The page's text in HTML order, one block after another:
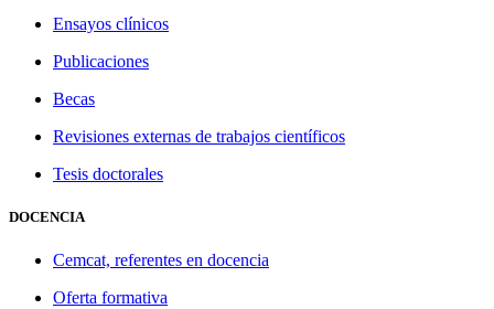
Ensayos clínicos
Publicaciones
Becas
Revisiones externas de trabajos científicos
Tesis doctorales
DOCENCIA
Cemcat, referentes en docencia
Oferta formativa